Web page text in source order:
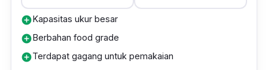
add_circleKapasitas ukur besar
add_circleBerbahan food grade
add_circleTerdapat gagang untuk pemakaian